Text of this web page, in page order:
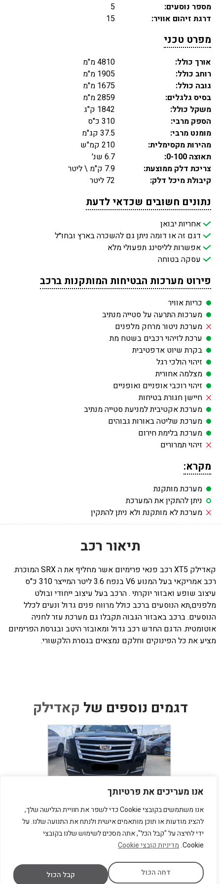
אנו מעריכים את פרטיותך
אנו משתמשים בקובצי Cookie כדי לשפר את חוויית הגלישה שלך,
להציג מודעות או תוכן מותאמים אישית ולנתח את התנועה שלנו. על
ידי לחיצה על "קבל הכל", אתה מסכים לשימוש שלנו בקובצי
Cookie. מדיניות קובצי Cookie
דחה הכול קבל הכול
מספר נוסעים:
5
דרגת זיהום אוויר:
15
מפרט טכני
אורך כולל:
4810 מ"מ
רוחב כולל:
1905 מ"מ
גובה כולל:
1675 מ"מ
בסיס גלגלים:
2859 מ"מ
משקל כולל:
1842 ק"ג
הספק מרבי:
310 כ"ס
מומנט מרבי:
37.5 קג"מ
מהירות מקסימלית:
210 קמ"ש
תאוצה 0-100:
6.7 שנ'
צריכת דלק ממוצעת:
7.9 ק"מ \ ליטר
קיבולת מיכל דלק:
72 ליטר
נתונים חשובים שכדאי לדעת
אחריות יבואן
דגם זה או דומה ניתן גם להשכרה בארץ ובחו״ל
אפשרות לליסינג תפעולי מלא
עסקה בטוחה
פירוט מערכות הבטיחות המותקנות ברכב
כריות אוויר
מערכות התרעה על סטייה מנתיב
מערכת ניטור מרחק מלפנים
ערכת לזיהוי רכבים בשטח מת
בקרת שיוט אדפטיבית
זיהוי הולכי רגל
מצלמה אחורית
זיהוי רוכבי אופניים ואופניים
חיישן חגורת בטיחות
מערכת אקטיבית למניעת סטייה מנתיב
מערכת שליטה באורות גבוהים
מערכת בלימת חירום
זיהוי תמרורים
מקרא:
מערכת מותקנת
ניתן להתקין את המערכת
מערכת לא מותקנת ולא ניתן להתקין
תיאור רכב
קאדילק XT5 רכב פנאי פרימיום אשר מחליף את ה SRX המוכרת.
רכב אמריקאי בעל המנוע V6 בנפח 3.6 ליטר המייצר 310 כ"ס
עיצוב שופע ואבזור יוקרתי . הרכב בעל עיצוב ייחודי ובולט
מלפנים,תא הנוסעים ברכב כולל מרווח פנים גדול ונעים לכלל
הנוסעים. ברכב באבזור הגבוה תקבלו גם מערכת עזר לחניה
אוטומטית. הדגם החדש רכב גדול ומאובזר היטב ובגרסת הפרימיום
מציע את כל הפינוקים וחלקם נמצאים בגסרת הלקשורי.
דגמים נוספים של קאדילק
קאדילק אסקלייד פרימיום
קאדילק אסקלייד החדשה רכב
עוצמתי אמריקאי עכשיו בישראל
המאפיינים את האסקלייד.